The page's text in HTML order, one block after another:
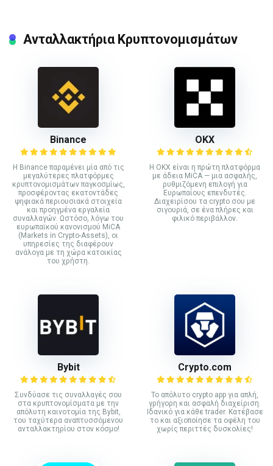
Ανταλλακτήρια Κρυπτονομισμάτων
Binance
Η Binance παραμένει μία από τις
μεγαλύτερες πλατφόρμες
κρυπτονομισμάτων παγκοσμίως,
προσφέροντας εκατοντάδες
ψηφιακά περιουσιακά στοιχεία
και προηγμένα εργαλεία
συναλλαγών. Ωστόσο, λόγω του
ευρωπαϊκού κανονισμού MiCA
(Markets in Crypto-Assets), οι
υπηρεσίες της διαφέρουν
ανάλογα με τη χώρα κατοικίας
του χρήστη.
ΟΚΧ
Η OKX είναι η πρώτη πλατφόρμα
με άδεια MiCA — μια ασφαλής,
ρυθμιζόμενη επιλογή για
Ευρωπαίους επενδυτές.
Διαχειρίσου τα crypto σου με
σιγουριά, σε ένα πλήρες και
φιλικό περιβάλλον.
Bybit
Συνδύασε τις συναλλαγές σου
στα κρυπτονομίσματα με την
απόλυτη καινοτομία της Bybit,
του ταχύτερα αναπτυσσόμενου
ανταλλακτηρίου στον κόσμο!
Crypto.com
Το απόλυτο crypto app για απλή,
γρήγορη και ασφαλή διαχείριση.
Ιδανικό για κάθε trader. Κατέβασε
το και αξιοποίησε τα οφέλη του
χωρίς περιττές δυσκολίες!